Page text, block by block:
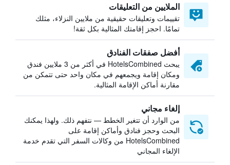
الملايين من التعليقات
تقييمات وتعليقات حقيقية من ملايين النزلاء، مثلك
تمامًا. احجز إقامتك المثالية بكل ثقة!
أفضل صفقات الفنادق
يبحث HotelsCombined في أكثر من 3 ملايين فندق
ومكان إقامة ويجمعهم في مكان واحد حتى تتمكن من
مقارنة أماكن الإقامة المثالية.
إلغاء مجاني
من الوارد أن تتغير الخطط — نتفهم ذلك. ولهذا يمكنك
البحث وحجز فنادق وأماكن إقامة على
HotelsCombined من وكالات السفر التي تقدم خدمة
الإلغاء المجاني